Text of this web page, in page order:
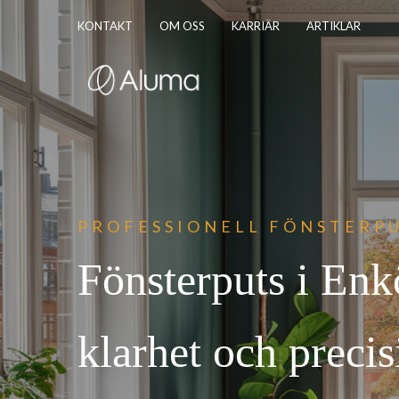
KONTAKT OM OSS KARRIÄR ARTIKLAR
PROFESSIONELL FÖNST
Fönsterputs i
klarhet och